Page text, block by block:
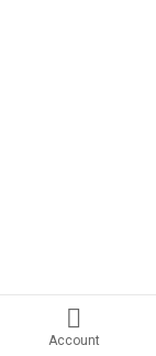
Account